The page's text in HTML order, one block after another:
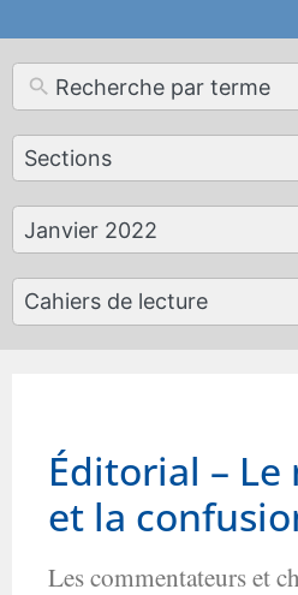
Sections
12
results
Janvier 2022
179
results
Cahiers de lecture
50
results
Éditorial – Le
et la
Les commentateurs et